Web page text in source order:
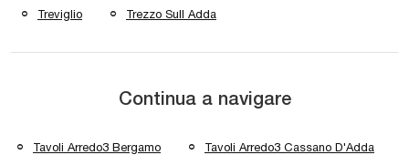
Treviglio Trezzo Sull Adda
Continua a navigare
Tavoli Arredo3 Bergamo Tavoli Arredo3 Cassano D'Adda